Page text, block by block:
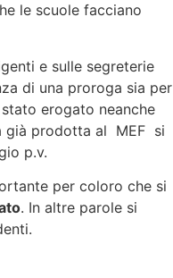
le scuole facciano
e sulle segreterie
di una proroga sia per
erogato neanche
già prodotta al MEF si
p.v.
per coloro che si
. In altre parole si